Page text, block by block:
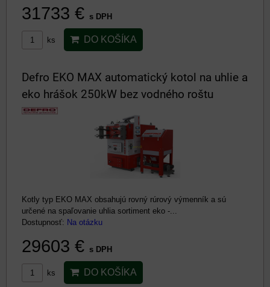
31733 € s DPH
ks DO KOŠÍKA
Defro EKO MAX automatický kotol na uhlie a
eko hrášok 250kW bez vodného roštu
Kotly typ EKO MAX obsahujú rovný rúrový výmenník a sú
určené na spaľovanie uhlia sortiment eko -...
Dostupnosť: Na otázku
29603 € s DPH
ks DO KOŠÍKA